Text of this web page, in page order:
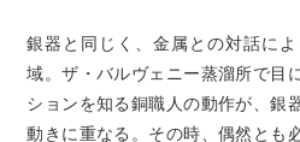
銀器と同じく、金属との対話に
域。ザ・バルヴェニー蒸溜所で目
ションを知る銅職人の動作が、銀
動きに重なる。その時、偶然とも